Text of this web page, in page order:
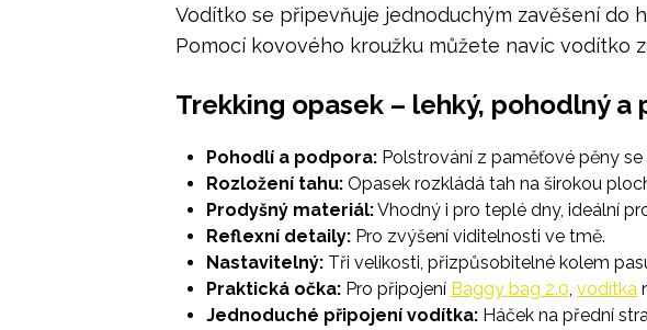
Vodítko se připevňuje jednoduchým zavěšení do
Pomocí kovového kroužku můžete navíc vodítko
Trekking opasek – lehký, pohodlný
Pohodlí a podpora: Polstrování z paměťové pěny
Rozložení tahu: Opasek rozkládá tah na širokou
Prodyšný materiál:Vhodný i pro teplé dny, ideální
Reflexní detaily: Pro zvýšení viditelnosti ve tmě.
Nastavitelný: Tři velikosti, přizpůsobitelné kolem
Praktická očka: Pro připojení Baggy bag 2.0, vodítka
Jednoduché připojení vodítka: Háček na přední